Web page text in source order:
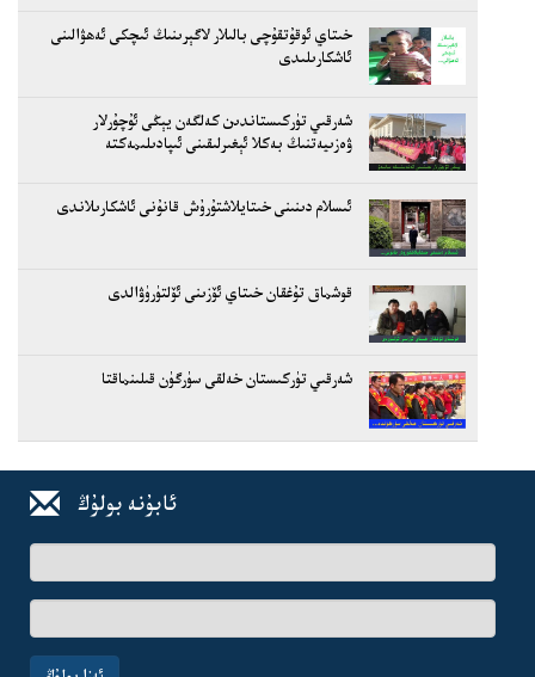
خىتاي ئوقۇتقۇچى بالىلار لاگېرىنىڭ ئىچكى ئەھۋالىنى
ئاشكارىلىدى
شەرقىي تۈركىستاندىن كەلگەن يېڭى ئۇچۇرلار
ۋەزىيەتنىڭ بەكلا ئېغىرلىقىنى ئىپادىلىمەكتە
ئىسلام دىنىنى خىتايلاشتۇرۇش قانۇنى ئاشكارىلاندى
قوشماق تۇغقان خىتاي ئۆزىنى ئۆلتۈرۈۋالدى
شەرقىي تۈركىستان خەلقى سۈرگۈن قىلىنماقتا
ئابۇنە بولۇڭ
ئىسىم-
فامىلىڭىز
ئېلخەت
ئادرىسىڭىز